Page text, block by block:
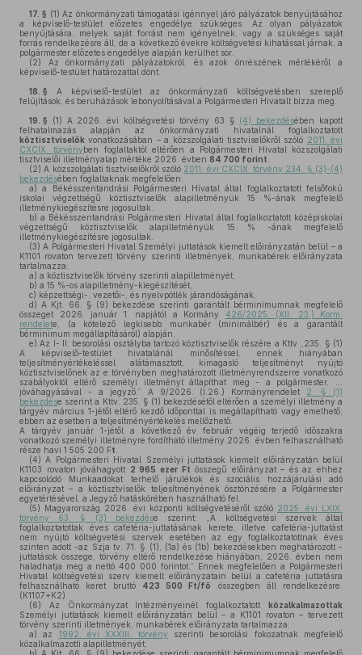
17. § (1) Az önkormányzati támogatási igénnyel járó pályázatok benyújtásához
a képviselő-testület előzetes engedélye szükséges. Az olyan pályázatok
benyújtására, melyek saját forrást nem igényelnek, vagy a szükséges saját
forrás rendelkezésre áll, de a következő évekre költségvetési kihatással járnak, a
polgármester előzetes engedélye alapján kerülhet sor.
(2) Az önkormányzati pályázatokról, és azok önrészének mértékéről a
képviselő-testület határozattal dönt.
18. § A képviselő-testület az önkormányzati költségvetésben szereplő
felújítások, és beruházások lebonyolításával a Polgármesteri Hivatalt bízza meg.
19. § (1) A 2026. évi költségvetési törvény 63 § (4) bekezdésében kapott
felhatalmazás alapján az önkormányzati hivatalnál foglalkoztatott
köztisztviselők vonatkozásában – a közszolgálati tisztviselőkről szóló 2011. évi
CXCIX. törvényben foglaltaktól eltérően a Polgármesteri Hivatal közszolgálati
tisztviselői illetményalap mértéke 2026. évben 84 700 forint
(2) A közszolgálati tisztviselőkről szóló 2011. évi CXCIX. törvény 234. § (3)-(4)
bekezdésében foglaltaknak megfelelően:
a) a Békésszentandrási Polgármesteri Hivatal által foglalkoztatott felsőfokú
iskolai végzettségű köztisztviselők alapilletményük 15 %-ának megfelelő
illetménykiegészítésre jogosultak.
b) a Békésszentandrási Polgármesteri Hivatal által foglalkoztatott középiskolai
végzettségű köztisztviselők alapilletményük 15 % -ának megfelelő
illetménykiegészítésre jogosultak.
(3) A Polgármesteri Hivatal Személyi juttatások kiemelt előirányzatán belül – a
K1101 rovaton tervezett törvény szerinti illetmények, munkabérek előirányzata
tartalmazza:
a) a köztisztviselők törvény szerinti alapilletményét,
b) a 15 %-os alapilletmény-kiegészítését,
c) képzettségi-, vezetői-, és nyelvpótlék járandóságának,
d) A Kjt. 66. § (9) bekezdése szerinti garantált bérminimumnak megfelelő
összeget 2026. január 1. napjától a Kormány 426/2025. (XII. 23.) Korm.
rendelete, (a kötelező legkisebb munkabér (minimálbér) és a garantált
bérminimum megállapításáról) alapján,
e) Az I- II. besorolási osztályba tartozó köztisztviselők részére a Kttv „235. § (1)
A képviselő-testület hivatalánál minősítéssel, ennek hiányában
teljesítményértékeléssel alátámasztott, kimagasló teljesítményt nyújtó
köztisztviselőnek az e törvényben meghatározott illetményrendszerre vonatkozó
szabályoktól eltérő személyi illetményt állapíthat meg - a polgármester, …
jóváhagyásával - a jegyző.” A 9/2026. (I.26.) Kormányrendelet 2. § (1)
bekezdése szerint a Kttv. 235. § (1) bekezdésétől eltérően a személyi illetmény a
tárgyév március 1-jétől eltérő kezdő időponttal is megállapítható vagy emelhető,
ebben az esetben a teljesítményértékelés mellőzhető.
A tárgyév január 1-jétől a következő év február végéig terjedő időszakra
vonatkozó személyi illetményre fordítható illetmény 2026. évben felhasználható
része havi 1 505 200 Ft
(4) A Polgármesteri Hivatal Személyi juttatások kiemelt előirányzatán belül
K1103 rovaton jóváhagyott 2 965 ezer Ft összegű előirányzat – és az ehhez
kapcsolódó Munkaadókat terhelő járulékok és szociális hozzájárulási adó
előirányzat – a köztisztviselők teljesítményének ösztönzésére a Polgármester
egyetértésével, a Jegyző hatáskörében használható fel.
(5) Magyarország 2026. évi központi költségvetéséről szóló 2025. évi LXIX.
törvény 63. § (3) bekezdése szerint: „A költségvetési szervek által
foglalkoztatottak éves cafetéria-juttatásának kerete, illetve cafetéria-juttatást
nem nyújtó költségvetési szervek esetében az egy foglalkoztatottnak éves
szinten adott -az Szja tv. 71. § (1), (1a) és (1b) bekezdésekben meghatározott -
juttatások összege, törvény eltérő rendelkezése hiányában, 2026. évben nem
haladhatja meg a nettó 400 000 forintot.” Ennek megfelelően a Polgármesteri
Hivatal költségvetési szerv kiemelt előirányzatain belül a cafetéria juttatásra
felhasználható keret bruttó
423 500 Ft/fő
összegben áll rendelkezésre.
(K1107+K2).
(6) Az Önkormányzat Intézményeinél foglalkoztatott közalkalmazottak
Személyi juttatások kiemelt előirányzatán belül – a K1101 rovaton – tervezett
törvény szerinti illetmények, munkabérek előirányzata tartalmazza:
a) az 1992. évi XXXIII. törvény szerinti besorolási fokozatnak megfelelő
közalkalmazotti alapilletményét,